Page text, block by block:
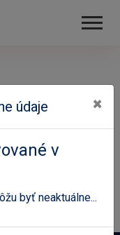
údaje ×
v
byť neaktuálne...